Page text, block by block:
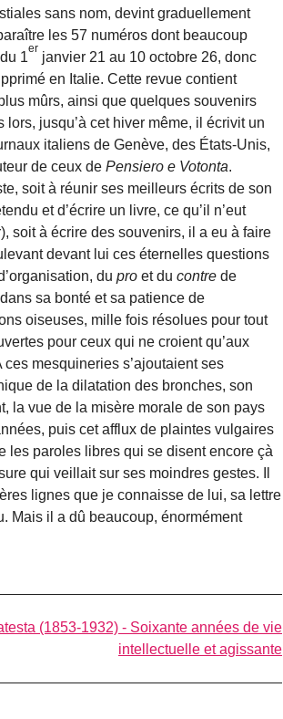
sans nom, devint graduellement
les 57 numéros dont beaucoup
1
er
janvier 21 au 10 octobre 26, donc
en Italie. Cette revue contient
mûrs, ainsi que quelques souvenirs
jusqu’à cet hiver même, il écrivit un
italiens de Genève, des États-Unis,
de ceux de Pensiero e Votonta.
soit à réunir ses meilleurs écrits de son
et d’écrire un livre, ce qu’il n’eut
soit à écrire des souvenirs, il a eu à faire
devant lui ces éternelles questions
du pro et du contre de
sa bonté et sa patience de
oiseuses, mille fois résolues pour tout
pour ceux qui ne croient qu’aux
mesquineries s’ajoutaient ses
de la dilatation des bronches, son
la vue de la misère morale de son pays
puis cet afflux de plaintes vulgaires
les paroles libres qui se disent encore çà
qui veillait sur ses moindres gestes. Il
lignes que je connaisse de lui, sa lettre
Mais il a dû beaucoup, énormément
(1853-1932) - Soixante années de vie
intellectuelle et agissante